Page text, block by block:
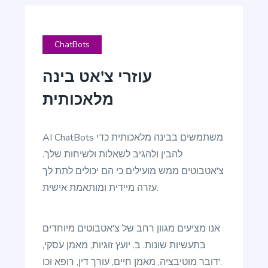
Blog Conclusion
reader take action.
Article Writer
מִקצוֹעָן
ChatBots
עוזרי צ'אט בינה
מלאכותית
AI ChatBots משתמשים בבינה מלאכותית כדי
להבין ולהגיב לשאלות ולשיחות שלך.
צ'אטבוטים ממש מועילים כי הם יכולים לתת לך
עזרה מיידית ומותאמת אישית.
אנו מציעים מגוון רחב של צ'אטבוטים מיוחדים
בתעשיות שונות. ב. יועץ זוגיות, מאמן עסקי,
דובר מוטיבציה, מאמן חיים, עורך דין, רופא וכו'.